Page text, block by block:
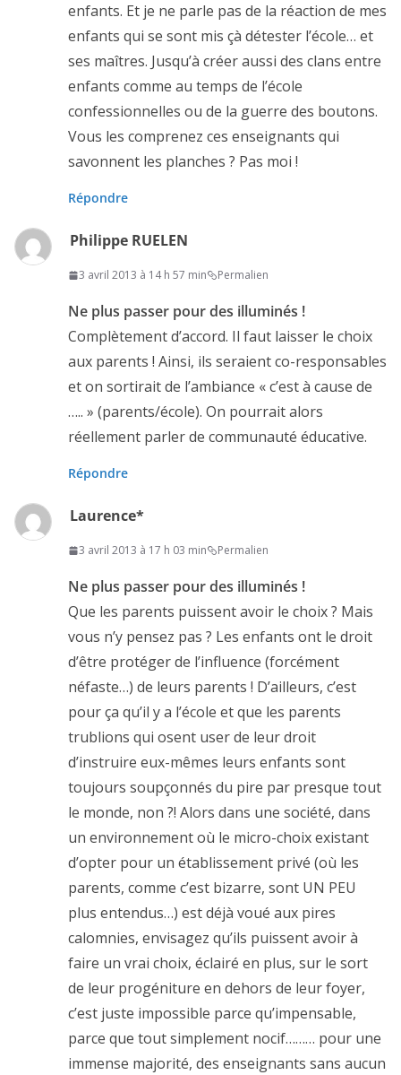
enfants. Et je ne parle pas de la réaction de mes
enfants qui se sont mis çà détester l’école… et
ses maîtres. Jusqu’à créer aussi des clans entre
enfants comme au temps de l’école
confessionnelles ou de la guerre des boutons.
Vous les comprenez ces enseignants qui
savonnent les planches ? Pas moi !
Répondre
Philippe RUELEN
3 avril 2013 à 14 h 57 min Permalien
Ne plus passer pour des illuminés !
Complètement d’accord. Il faut laisser le choix
aux parents ! Ainsi, ils seraient co-responsables
et on sortirait de l’ambiance « c’est à cause de
….. » (parents/école). On pourrait alors
réellement parler de communauté éducative.
Répondre
Laurence*
3 avril 2013 à 17 h 03 min Permalien
Ne plus passer pour des illuminés !
Que les parents puissent avoir le choix ? Mais
vous n’y pensez pas ? Les enfants ont le droit
d’être protéger de l’influence (forcément
néfaste…) de leurs parents ! D’ailleurs, c’est
pour ça qu’il y a l’école et que les parents
trublions qui osent user de leur droit
d’instruire eux-mêmes leurs enfants sont
toujours soupçonnés du pire par presque tout
le monde, non ?! Alors dans une société, dans
un environnement où le micro-choix existant
d’opter pour un établissement privé (où les
parents, comme c’est bizarre, sont UN PEU
plus entendus…) est déjà voué aux pires
calomnies, envisagez qu’ils puissent avoir à
faire un vrai choix, éclairé en plus, sur le sort
de leur progéniture en dehors de leur foyer,
c’est juste impossible parce qu’impensable,
parce que tout simplement nocif……… pour une
immense majorité, des enseignants sans aucun